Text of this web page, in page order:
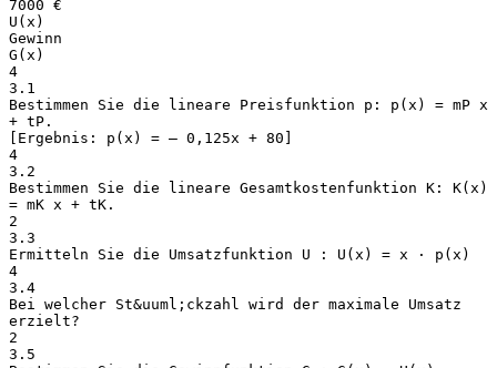
7000 €
U(x)
Gewinn
G(x)
4
3.1
Bestimmen Sie die lineare Preisfunktion p: p(x) = mP x
+ tP.
[Ergebnis: p(x) = – 0,125x + 80]
4
3.2
Bestimmen Sie die lineare Gesamtkostenfunktion K: K(x)
= mK x + tK.
2
3.3
Ermitteln Sie die Umsatzfunktion U : U(x) = x ⋅ p(x)
4
3.4
Bei welcher St&uuml;ckzahl wird der maximale Umsatz
erzielt?
2
3.5